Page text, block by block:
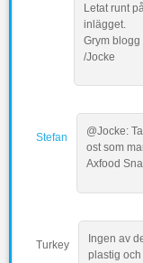
Letat runt
inlägget.
Grym blogg
/Jocke
Stefan
@Jocke:
ost som
Axfood
Turkey
Ingen av
plastig